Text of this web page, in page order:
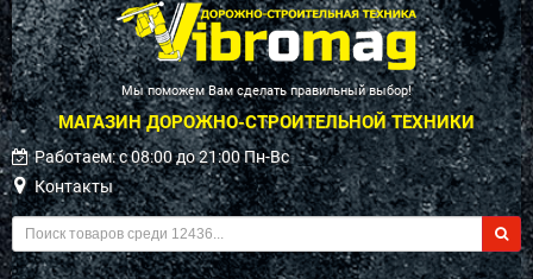
Мы поможем Вам сделать правильный выбор!
МАГАЗИН ДОРОЖНО-СТРОИТЕЛЬНОЙ ТЕХНИКИ
Работаем: c 08:00 до 21:00 Пн-Вс
Контакты